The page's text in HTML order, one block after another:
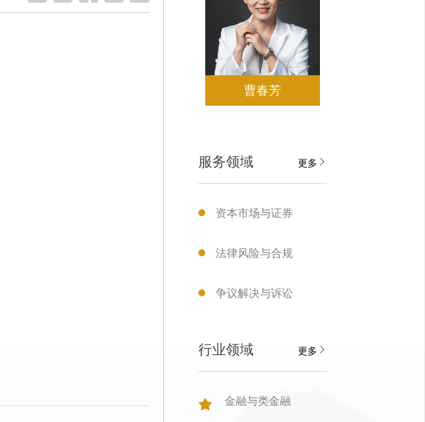
曹春芳
服务领域 更多
资本市场与证券
法律风险与合规
争议解决与诉讼
行业领域 更多
金融与类金融